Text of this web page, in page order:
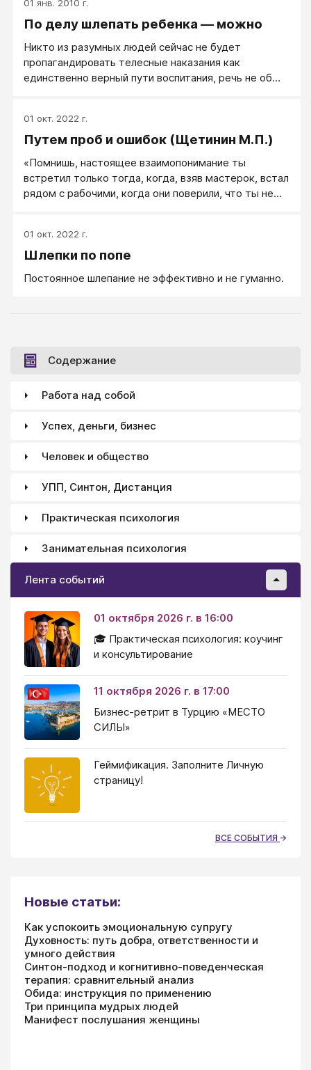
01 янв. 2010 г.
По делу шлепать ребенка — можно
Никто из разумных людей сейчас не будет
пропагандировать телесные наказания как
единственно верный пути воспитания, речь не об
наказания детей шлепками", но эта страшилка, на
которой настаивает Страуc, является мифом. Со
Роузмонд, уверенный, что данные об эффекте
шлёпанья детей искажены и слишком раздуты. На
что опирается Роузмонд в своих рассуждениях?
01 окт. 2022 г.
Путем проб и ошибок (Щетинин М.П.)
«Помнишь, настоящее взаимопонимание ты
встретил только тогда, когда, взяв мастерок, встал
рядом с рабочими, когда они поверили, что ты не
отнеслись к идее школы-комплекса рабочие и
учителя? Для первых она стала их собственной, а
«сверху».
01 окт. 2022 г.
Шлепки по попе
Постоянное шлепание не эффективно и не гуманно.
Содержание
Работа над собой
Успех, деньги, бизнес
Человек и общество
УПП, Синтон, Дистанция
Практическая психология
Занимательная психология
Лента событий
01 октября 2026 г. в 16:00
🎓 Практическая психология: коучинг
и консультирование
11 октября 2026 г. в 17:00
Бизнес-ретрит в Турцию «МЕСТО
СИЛЫ»
Геймификация. Заполните Личную
страницу!
ВСЕ СОБЫТИЯ
Новые статьи:
Как успокоить эмоциональную супругу
Духовность: путь добра, ответственности и
умного действия
Синтон-подход и когнитивно-поведенческая
терапия: сравнительный анализ
Обида: инструкция по применению
Три принципа мудрых людей
Манифест послушания женщины